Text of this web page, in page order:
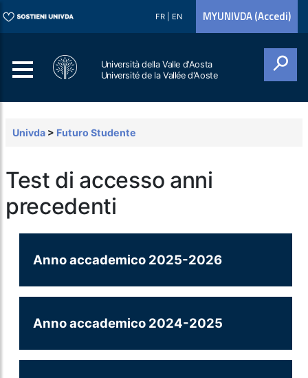
FR EN MYUNIVDA (Accedi)
Università della Valle d'Aosta
Université de la Vallée d'Aoste
Univda > Futuro Studente
Test di accesso anni
precedenti
Anno accademico 2025-2026
Anno accademico 2024-2025